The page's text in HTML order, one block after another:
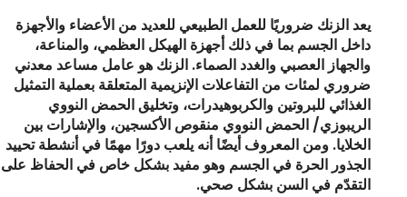
يعد الزنك ضروريًا للعمل الطبيعي للعديد من الأعضاء والأجهزة
داخل الجسم بما في ذلك أجهزة الهيكل العظمي، والمناعة،
والجهاز العصبي والغدد الصماء. الزنك هو عامل مساعد معدني
ضروري لمئات من التفاعلات الإنزيمية المتعلقة بعملية التمثيل
الغذائي للبروتين والكربوهيدرات، وتخليق الحمض النووي
الريبوزي/ الحمض النووي منقوص الأكسجين، والإشارات بين
الخلايا. ومن المعروف أيضًا أنه يلعب دورًا مهمًا في أنشطة تحييد
الجذور الحرة في الجسم وهو مفيد بشكل خاص في الحفاظ على
التقدّم في السن بشكل صحي.